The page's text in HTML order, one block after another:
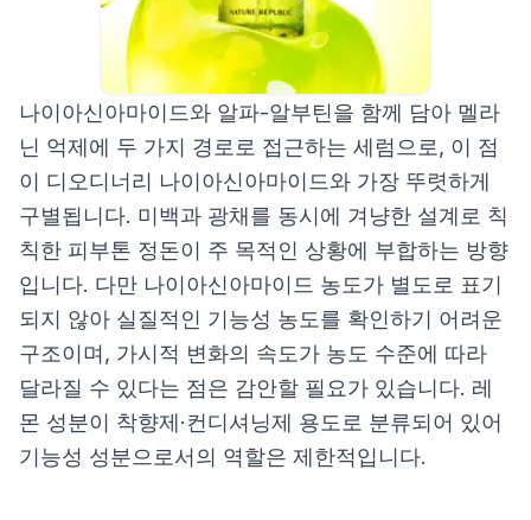
나이아신아마이드와 알파-알부틴을 함께 담아 멜라
닌 억제에 두 가지 경로로 접근하는 세럼으로, 이 점
이 디오디너리 나이아신아마이드와 가장 뚜렷하게
구별됩니다. 미백과 광채를 동시에 겨냥한 설계로 칙
칙한 피부톤 정돈이 주 목적인 상황에 부합하는 방향
입니다. 다만 나이아신아마이드 농도가 별도로 표기
되지 않아 실질적인 기능성 농도를 확인하기 어려운
구조이며, 가시적 변화의 속도가 농도 수준에 따라
달라질 수 있다는 점은 감안할 필요가 있습니다. 레
몬 성분이 착향제·컨디셔닝제 용도로 분류되어 있어
기능성 성분으로서의 역할은 제한적입니다.